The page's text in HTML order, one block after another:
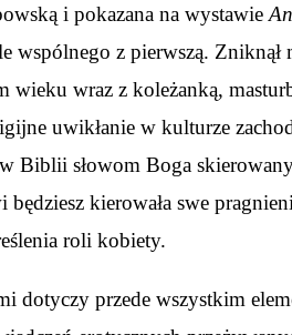
i pokazana na wystawie
wspólnego z pierwszą.
wieku wraz z koleżanką,
uwikłanie w kulturze
Biblii słowom Boga
kierowała swe
roli kobiety.
dotyczy przede wszystkim